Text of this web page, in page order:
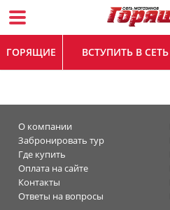
ГОРЯЩИЕ ВСТУПИТЬ В СЕТЬ
О компании
Забронировать тур
Где купить
Оплата на сайте
Контакты
Ответы на вопросы